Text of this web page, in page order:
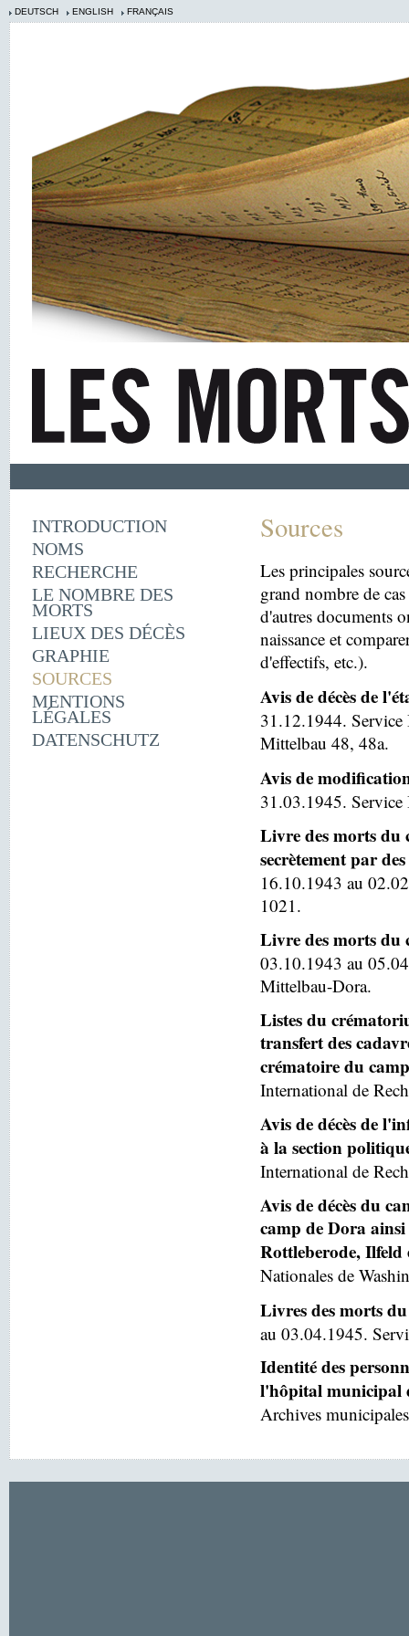
DEUTSCH ENGLISH FRANÇAIS
INTRODUCTION
NOMS
RECHERCHE
LE NOMBRE DES
MORTS
LIEUX DES DÉCÈS
GRAPHIE
SOURCES
MENTIONS
LÉGALES
DATENSCHUTZ
Sources
Les principales
grand nombre de
d'autres documents
naissance et
d'effectifs, etc.).
Avis de décès de
31.12.1944. Service
Mittelbau 48, 48a.
Avis de
31.03.1945. Service
Livre des morts du
secrètement par
16.10.1943 au
1021.
Livre des morts du
03.10.1943 au
Mittelbau-Dora.
Listes du
transfert des
crématoire du
International de
Avis de décès de
à la section
International de
Avis de décès du
camp de Dora
Rottleberode, Ilfeld
Nationales de
Livres des morts
au 03.04.1945.
Identité des
l'hôpital municipal
Archives